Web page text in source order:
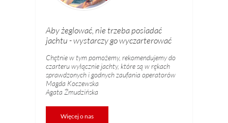
Aby żeglować, nie trzeba posiadać
jachtu - wystarczy go wyczarterować
Chętnie w tym pomożemy, rekomendujemy do
czarteru wyłącznie jachty, które są w rękach
sprawdzonych i godnych zaufania operatorów
Magda Koczewska
Agata Żmudzińska
Więcej o nas